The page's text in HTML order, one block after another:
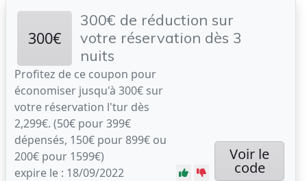
300€
300€ de réduction sur
votre réservation dès 3
nuits
Profitez de ce coupon pour
économiser jusqu'à 300€ sur
votre réservation l'tur dès
2,299€. (50€ pour 399€
dépensés, 150€ pour 899€ ou
200€ pour 1599€)
expire le : 18/09/2022
Voir le
code